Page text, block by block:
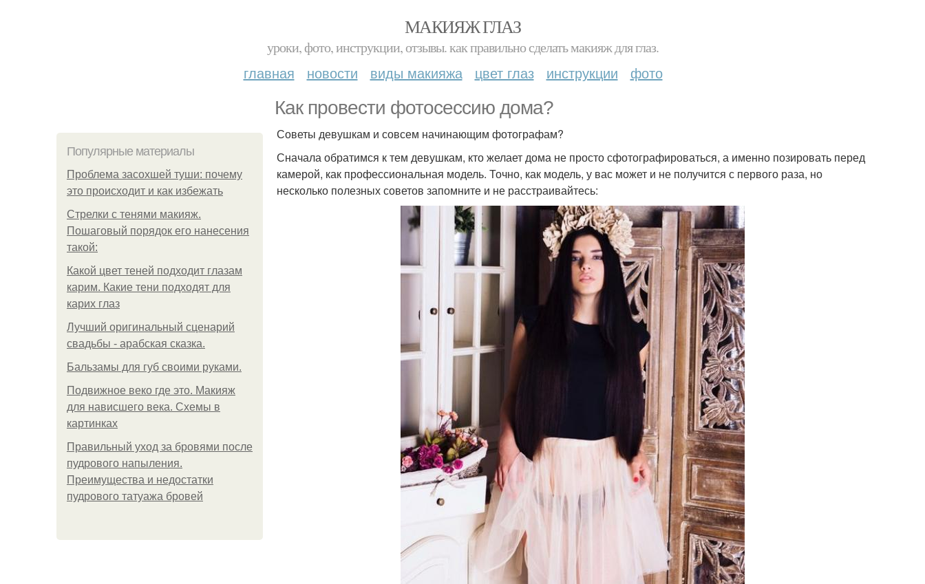
МАКИЯЖ ГЛАЗ
уроки, фото, инструкции, отзывы. как правильно сделать макияж для глаз.
главная новости виды макияжа цвет глаз инструкции фото
Как провести фотосессию дома?
Популярные материалы
Проблема засохшей туши: почему
это происходит и как избежать
Стрелки с тенями макияж.
Пошаговый порядок его нанесения
такой:
Какой цвет теней подходит глазам
карим. Какие тени подходят для
карих глаз
Лучший оригинальный сценарий
свадьбы - арабская сказка.
Бальзамы для губ своими руками.
Подвижное веко где это. Макияж
для нависшего века. Схемы в
картинках
Правильный уход за бровями после
пудрового напыления.
Преимущества и недостатки
пудрового татуажа бровей
Советы девушкам и совсем начинающим фотографам?
Сначала обратимся к тем девушкам, кто желает дома не просто сфотографироваться, а именно позировать перед
камерой, как профессиональная модель. Точно, как модель, у вас может и не получится с первого раза, но
несколько полезных советов запомните и не расстраивайтесь: